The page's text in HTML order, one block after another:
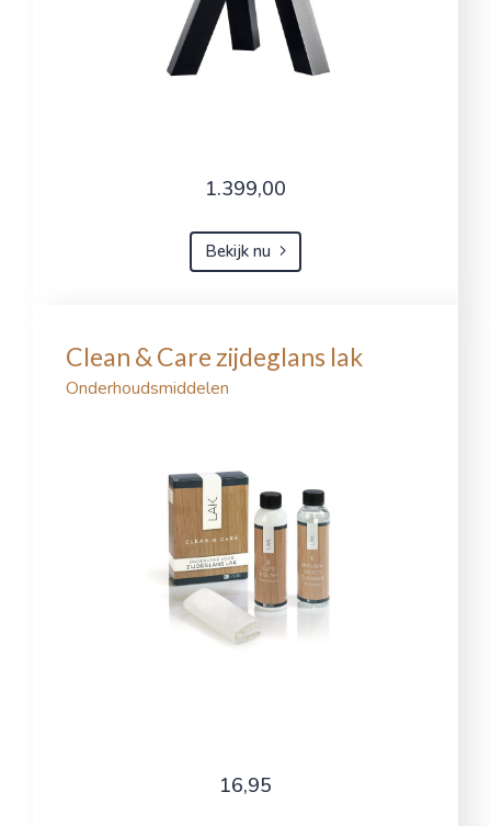
1.399,00
Bekijk nu
Clean & Care zijdeglans lak
Onderhoudsmiddelen
16,95